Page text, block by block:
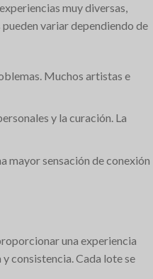
muy diversas,
variar dependiendo de
Muchos artistas e
y la curación. La
mayor sensación de conexión
una experiencia
consistencia. Cada lote se